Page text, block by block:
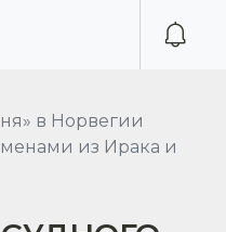
в Норвегии
из Ирака и